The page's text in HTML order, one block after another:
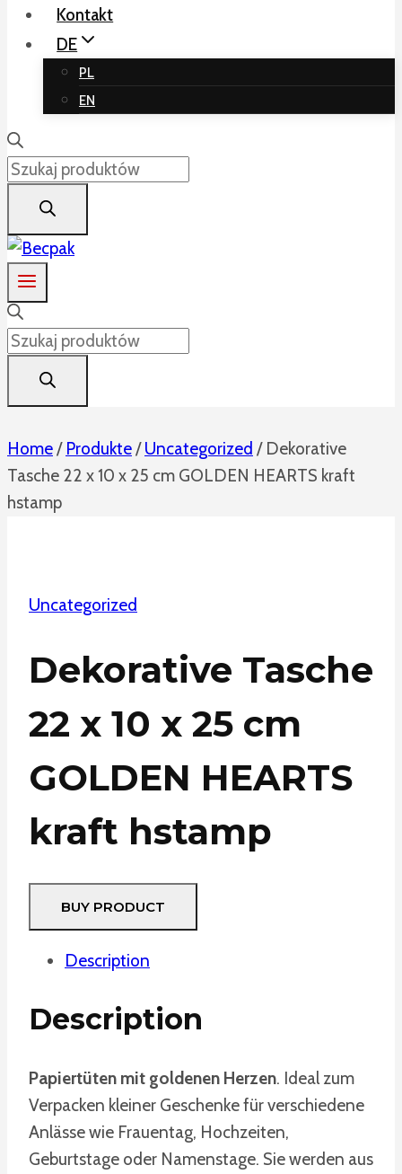
Kontakt
DE
PL
EN
Products
search
Products
search
Home/ Produkte/ Uncategorized / Dekorative
Tasche 22 x 10 x 25 cm GOLDEN HEARTS kraft
hstamp
Uncategorized
Dekorative Tasche
22 x 10 x 25 cm
GOLDEN HEARTS
kraft hstamp
BUY PRODUCT
Description
Description
Papiertüten mit goldenen Herzen. Ideal zum
Verpacken kleiner Geschenke für verschiedene
Anlässe wie Frauentag, Hochzeiten,
Geburtstage oder Namenstage. Sie werden aus